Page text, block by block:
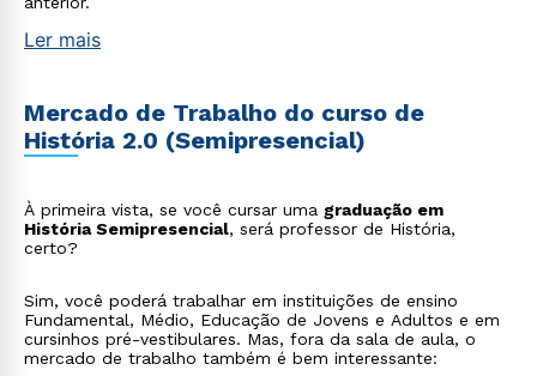
Ler mais
Mercado de Trabalho do curso de
História 2.0 (Semipresencial)
À primeira vista, se você cursar uma graduação em
História Semipresencial, será professor de História,
certo?
Sim, você poderá trabalhar em instituições de ensino
Fundamental, Médio, Educação de Jovens e Adultos e em
cursinhos pré-vestibulares. Mas, fora da sala de aula, o
mercado de trabalho também é bem interessante: